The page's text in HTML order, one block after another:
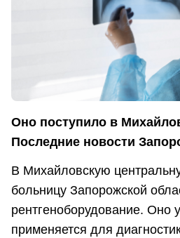
Оно поступило в
Последние новости
В Михайловскую
больницу Запорожской
рентгеноборудование. Оно
применяется для